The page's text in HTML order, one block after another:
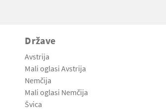
Države
Avstrija
Mali oglasi Avstrija
Nemčija
Mali oglasi Nemčija
Švica